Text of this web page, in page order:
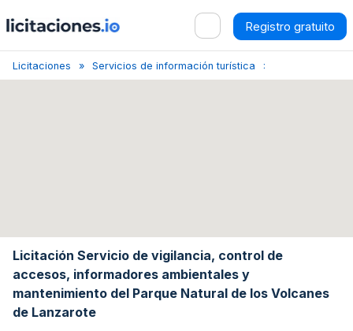
Registro gratuito
Licitaciones Servicios de información turística
Licitación Servicio de vigilancia, control de
accesos, informadores ambientales y
mantenimiento del Parque Natural de los Volcanes
de Lanzarote